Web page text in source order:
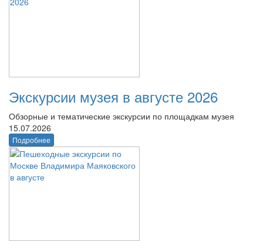
Экскурсии музея в августе 2026
Обзорные и тематические экскурсии по площадкам музея
15.07.2026
Подробнее